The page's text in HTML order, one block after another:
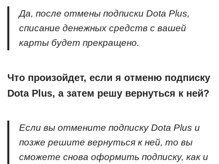
Да, после отмены подписки Dota Plus,
списание денежных средств с вашей
карты будет прекращено.
Что произойдет, если я отменю подписку
Dota Plus, а затем решу вернуться к ней?
Если вы отмените подписку Dota Plus и
позже решите вернуться к ней, то вы
сможете снова оформить подписку, как и